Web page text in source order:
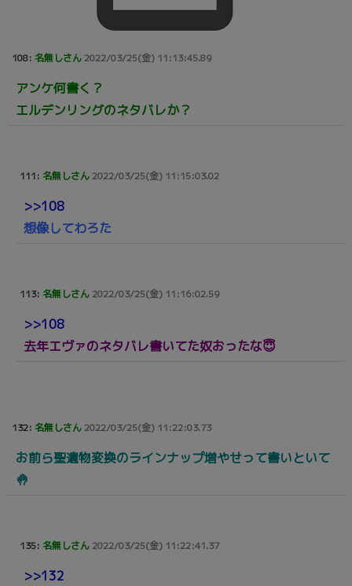
108: 名無しさん2022/03/25(金) 11:13:45.89
アンケ何書く？
エルデンリングのネタバレか？
111: 名無しさん2022/03/25(金) 11:15:03.02
>>108
想像してわろた
113: 名無しさん2022/03/25(金) 11:16:02.59
>>108
去年エヴァのネタバレ書いてた奴おったな😇
132: 名無しさん2022/03/25(金) 11:22:03.73
お前ら聖遺物変換のラインナップ増やせって書いといて
🤚
135: 名無しさん2022/03/25(金) 11:22:41.37
>>132